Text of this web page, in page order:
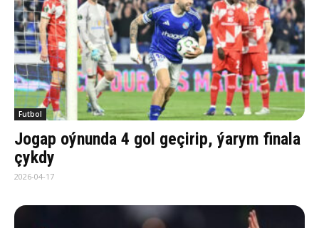
Futbol
Jogap oýnunda 4 gol geçirip, ýarym finala
çykdy
2026-04-17